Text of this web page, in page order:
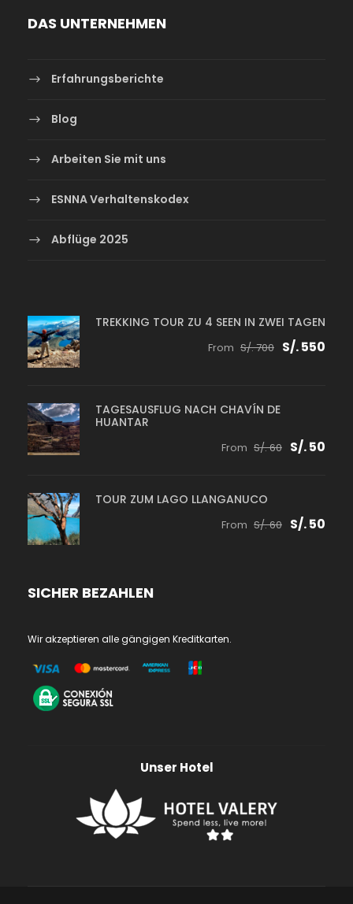
DAS UNTERNEHMEN
Erfahrungsberichte
Blog
Arbeiten Sie mit uns
ESNNA Verhaltenskodex
Abflüge 2025
TREKKING TOUR ZU 4 SEEN IN ZWEI TAGEN
From S/. 700 S/. 550
TAGESAUSFLUG NACH CHAVÍN DE
HUANTAR
From S/. 60 S/. 50
TOUR ZUM LAGO LLANGANUCO
From S/. 60 S/. 50
SICHER BEZAHLEN
Wir akzeptieren alle gängigen Kreditkarten.
Unser Hotel